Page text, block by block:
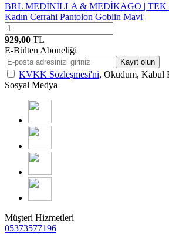
BRL MEDİNİLLA & MEDİKAGO | TEK
Kadın Cerrahi Pantolon Goblin Mavi
929,00 TL
E-Bülten Aboneliği
Kayıt olun
KVKK Sözleşmesi'ni, Okudum, Kabul
Sosyal Medya
Müşteri Hizmetleri
05373577196